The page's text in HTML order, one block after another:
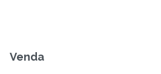
Venda